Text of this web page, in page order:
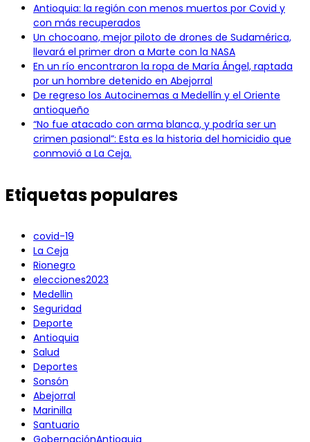
Antioquia: la región con menos muertos por Covid y
con más recuperados
Un chocoano, mejor piloto de drones de Sudamérica,
llevará el primer dron a Marte con la NASA
En un río encontraron la ropa de María Ángel, raptada
por un hombre detenido en Abejorral
De regreso los Autocinemas a Medellín y el Oriente
antioqueño
“No fue atacado con arma blanca, y podría ser un
crimen pasional”: Esta es la historia del homicidio que
conmovió a La Ceja.
Etiquetas populares
covid-19
La Ceja
Rionegro
elecciones2023
Medellin
Seguridad
Deporte
Antioquia
Salud
Deportes
Sonsón
Abejorral
Marinilla
Santuario
GobernaciónAntioquia